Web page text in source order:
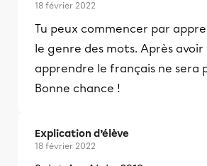
18 février 2022
Tu peux commencer par
le genre des mots. Après
apprendre le français ne sera
Bonne chance !
Explication d’élève
18 février 2022